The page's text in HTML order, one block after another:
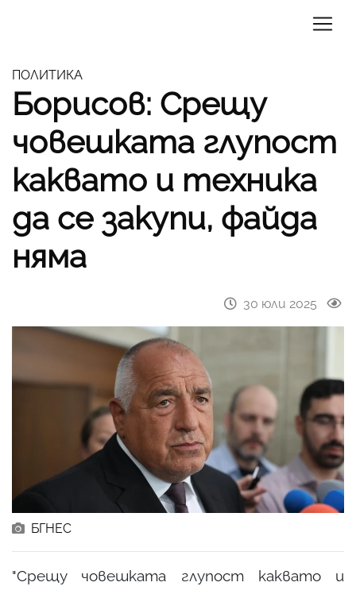
ПОЛИТИКА
Борисов: Срещу
човешката глупост
каквато и техника
да се закупи, файда
няма
30 юли 2025
БГНЕС
"Срещу човешката глупост каквато и